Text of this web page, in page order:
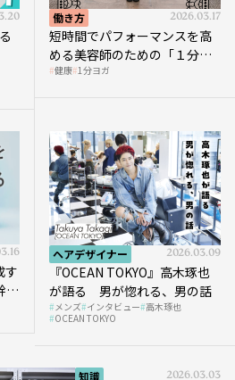
働き方 2026.03.17
短時間でパフォーマンスを高
める美容師のための「１分ヨ
ガ」講座｜実践編
健康 1分ヨガ
す
部
ヘアデザイナー 2026.03.09
『OCEAN TOKYO』高木琢也
が語る 男が惚れる、男の話
メンズ インタビュー 高木琢也
OCEAN TOKYO
知識 2026.03.03